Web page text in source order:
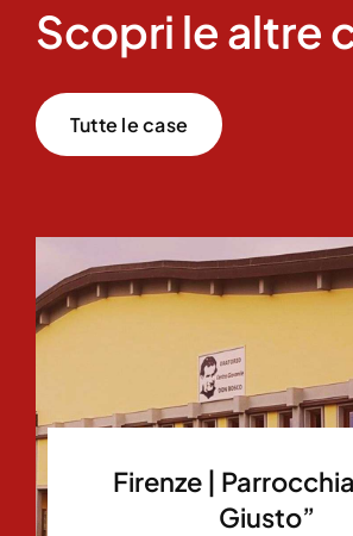
Scopri le altre
Tutte le case
Firenze |
Giusto”